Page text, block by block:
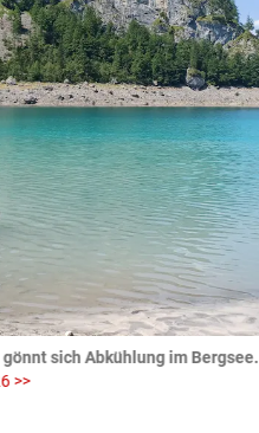
sich Abkühlung im Bergsee.
>>